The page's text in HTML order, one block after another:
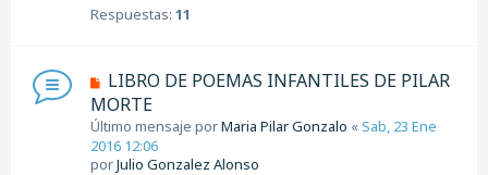
Respuestas: 11
LIBRO DE POEMAS INFANTILES DE PILAR
MORTE
Último mensaje porMaria Pilar Gonzalo «Sab, 23 Ene
2016 12:06
porJulio Gonzalez Alonso